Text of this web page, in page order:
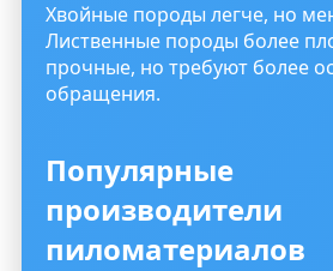
Хвойные породы легче, но
Лиственные породы более
прочные, но требуют более
обращения.
Популярные
производители
пиломатериалов